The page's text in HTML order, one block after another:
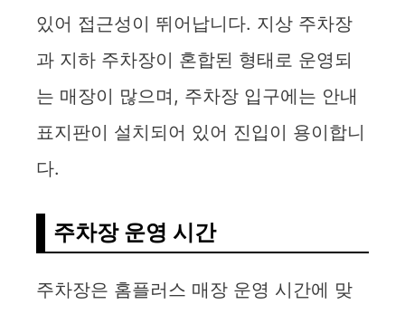
있어 접근성이 뛰어납니다. 지상 주차장
과 지하 주차장이 혼합된 형태로 운영되
는 매장이 많으며, 주차장 입구에는 안내
표지판이 설치되어 있어 진입이 용이합니
다.
주차장 운영 시간
주차장은 홈플러스 매장 운영 시간에 맞